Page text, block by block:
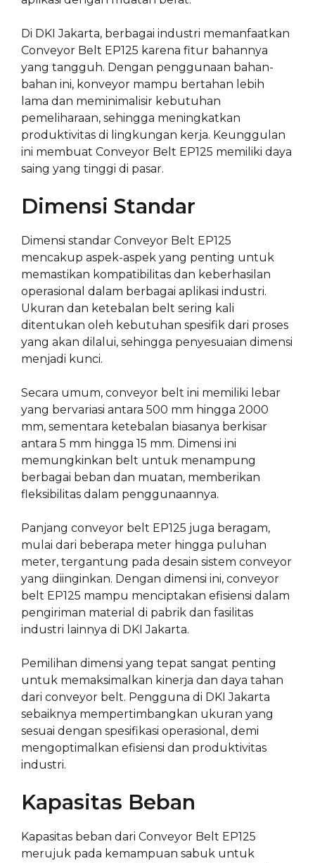
Di DKI Jakarta, berbagai industri memanfaatkan
Conveyor Belt EP125 karena fitur bahannya
yang tangguh. Dengan penggunaan bahan-
bahan ini, konveyor mampu bertahan lebih
lama dan meminimalisir kebutuhan
pemeliharaan, sehingga meningkatkan
produktivitas di lingkungan kerja. Keunggulan
ini membuat Conveyor Belt EP125 memiliki daya
saing yang tinggi di pasar.
Dimensi Standar
Dimensi standar Conveyor Belt EP125
mencakup aspek-aspek yang penting untuk
memastikan kompatibilitas dan keberhasilan
operasional dalam berbagai aplikasi industri.
Ukuran dan ketebalan belt sering kali
ditentukan oleh kebutuhan spesifik dari proses
yang akan dilalui, sehingga penyesuaian dimensi
menjadi kunci.
Secara umum, conveyor belt ini memiliki lebar
yang bervariasi antara 500 mm hingga 2000
mm, sementara ketebalan biasanya berkisar
antara 5 mm hingga 15 mm. Dimensi ini
memungkinkan belt untuk menampung
berbagai beban dan muatan, memberikan
fleksibilitas dalam penggunaannya.
Panjang conveyor belt EP125 juga beragam,
mulai dari beberapa meter hingga puluhan
meter, tergantung pada desain sistem conveyor
yang diinginkan. Dengan dimensi ini, conveyor
belt EP125 mampu menciptakan efisiensi dalam
pengiriman material di pabrik dan fasilitas
industri lainnya di DKI Jakarta.
Pemilihan dimensi yang tepat sangat penting
untuk memaksimalkan kinerja dan daya tahan
dari conveyor belt. Pengguna di DKI Jakarta
sebaiknya mempertimbangkan ukuran yang
sesuai dengan spesifikasi operasional, demi
mengoptimalkan efisiensi dan produktivitas
industri.
Kapasitas Beban
Kapasitas beban dari Conveyor Belt EP125
merujuk pada kemampuan sabuk untuk